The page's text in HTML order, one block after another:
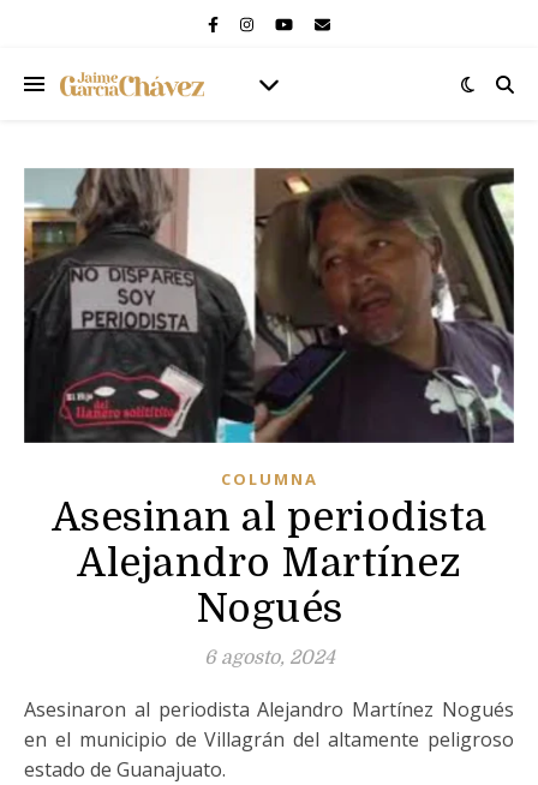
COLUMNA
Asesinan al periodista
Alejandro Martínez
Nogués
6 agosto, 2024
Asesinaron al periodista Alejandro Martínez Nogués
en el municipio de Villagrán del altamente peligroso
estado de Guanajuato.